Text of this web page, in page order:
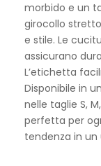
morbido e un
girocollo
e stile. Le
assicurano
L’etichetta
Disponibile in
nelle taglie S,
perfetta per
tendenza in un